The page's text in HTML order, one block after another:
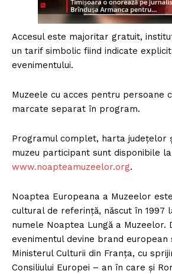
Accesul este majoritar gratuit,
un tarif simbolic fiind indicate
evenimentului.
Muzeele cu acces pentru persoane
marcate separat în program.
Programul complet, harta județelor
muzeu participant sunt disponibile
www.noapteamuzeelor.org.
Noaptea Europeana a Muzeelor
cultural de referință, născut în 1997
numele Noaptea Lungă a Muzeelor.
evenimentul devine brand european
Ministerul Culturii din Franța, cu
Consiliului Europei – an în care și